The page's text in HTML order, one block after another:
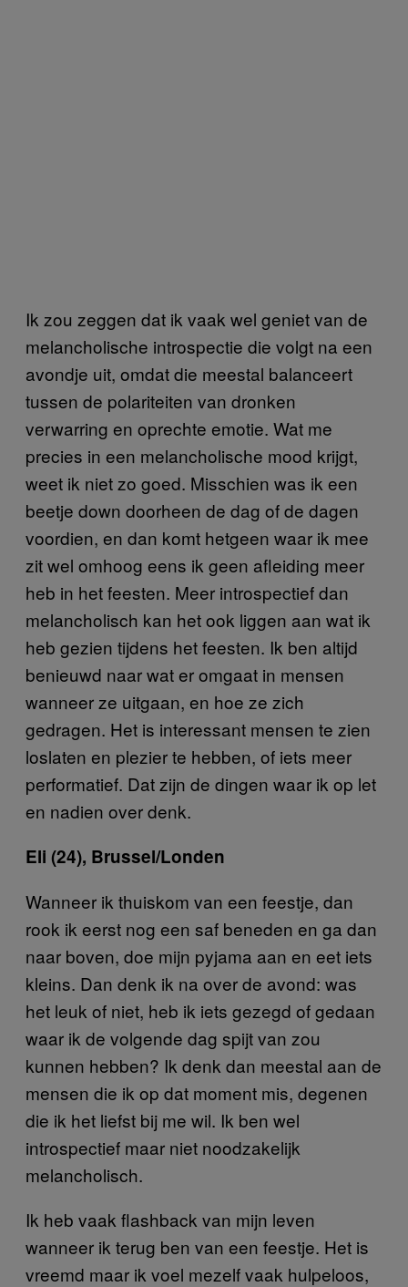
Ik zou zeggen dat ik vaak wel geniet van de
melancholische introspectie die volgt na een
avondje uit, omdat die meestal balanceert
tussen de polariteiten van dronken
verwarring en oprechte emotie. Wat me
precies in een melancholische mood krijgt,
weet ik niet zo goed. Misschien was ik een
beetje down doorheen de dag of de dagen
voordien, en dan komt hetgeen waar ik mee
zit wel omhoog eens ik geen afleiding meer
heb in het feesten. Meer introspectief dan
melancholisch kan het ook liggen aan wat ik
heb gezien tijdens het feesten. Ik ben altijd
benieuwd naar wat er omgaat in mensen
wanneer ze uitgaan, en hoe ze zich
gedragen. Het is interessant mensen te zien
loslaten en plezier te hebben, of iets meer
performatief. Dat zijn de dingen waar ik op let
en nadien over denk.
Eli (24), Brussel/Londen
Wanneer ik thuiskom van een feestje, dan
rook ik eerst nog een saf beneden en ga dan
naar boven, doe mijn pyjama aan en eet iets
kleins. Dan denk ik na over de avond: was
het leuk of niet, heb ik iets gezegd of gedaan
waar ik de volgende dag spijt van zou
kunnen hebben? Ik denk dan meestal aan de
mensen die ik op dat moment mis, degenen
die ik het liefst bij me wil. Ik ben wel
introspectief maar niet noodzakelijk
melancholisch.
Ik heb vaak flashback van mijn leven
wanneer ik terug ben van een feestje. Het is
vreemd maar ik voel mezelf vaak hulpeloos,